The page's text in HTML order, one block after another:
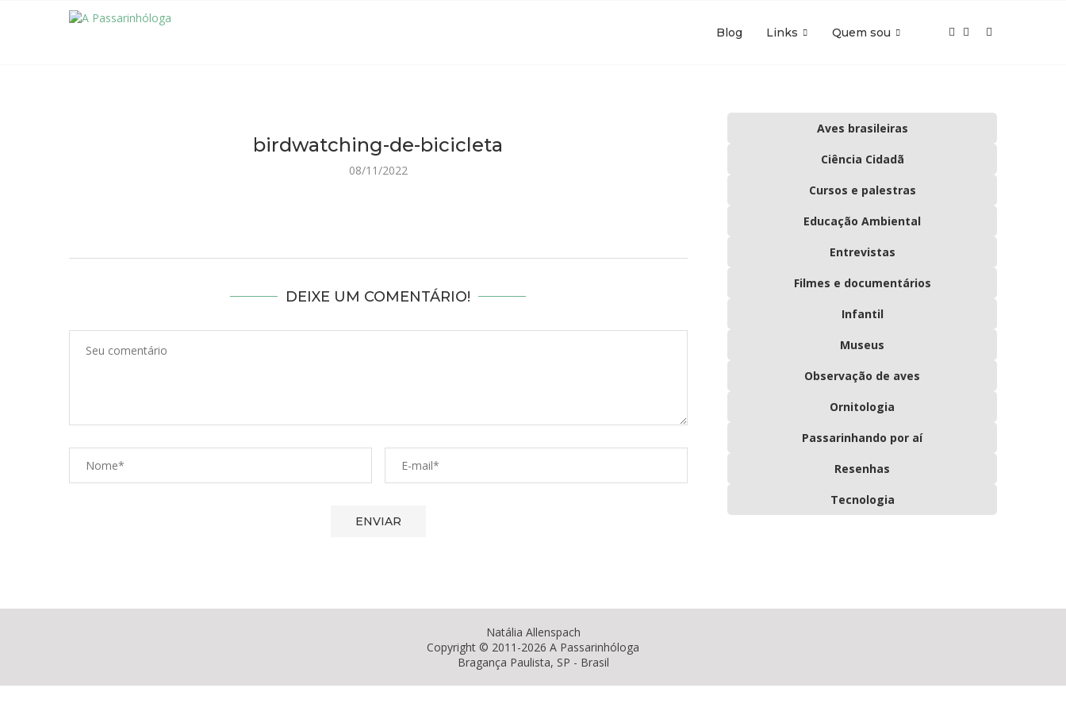
Blog Links Quem sou
birdwatching-de-bicicleta
08/11/2022
DEIXE UM COMENTÁRIO!
Aves brasileiras
Ciência Cidadã
Cursos e palestras
Educação Ambiental
Entrevistas
Filmes e documentários
Infantil
Museus
Observação de aves
Ornitologia
Passarinhando por aí
Resenhas
Tecnologia
Natália Allenspach
Copyright © 2011-2026 A Passarinhóloga
Bragança Paulista, SP - Brasil